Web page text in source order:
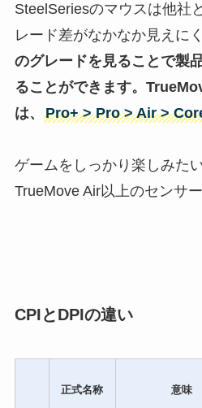
SteelSeriesのマウスは他社
レード差がなかなか見えに
のグレードを見ることで製
ることができます。
は、 Pro+ > Pro > Air >
ゲームをしっかり楽しみた
TrueMove Air以上のセンサ
CPIとDPIの違い
正式名称 意味